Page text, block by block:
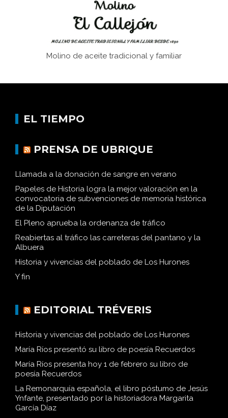
Molino de aceite tradicional y familiar
EL TIEMPO
PRENSA DE UBRIQUE
Llamada a la donación de sangre en verano
Papeles de Historia logra la mejor valoración en la
convocatoria de subvenciones de memoria histórica
de la Diputación
El Pleno aprueba la ordenanza de tráfico
Reabiertas al tráfico las carreteras del pantano y la
Albuera
Historia y vivencias del poblado de Los Hurones
Y fin
EDITORIAL TRÉVERIS
Historia y vivencias del poblado de Los Hurones
María Ríos presentó su libro de poesía Recuerdos
María Ríos presenta hoy 1 de febrero su libro de
poesía Recuerdos
La Remonarquía española, el libro póstumo de Jesús
Ynfante, presentado por la historiadora Margarita
García Díaz